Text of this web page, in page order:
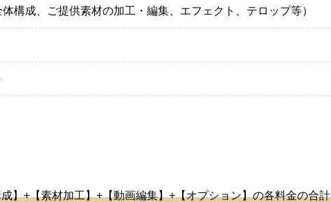
構成、ご提供素材の加工・編集、エフェクト、テロップ等）
】+【素材加工】+【動画編集】+【オプション】の各料金の合計